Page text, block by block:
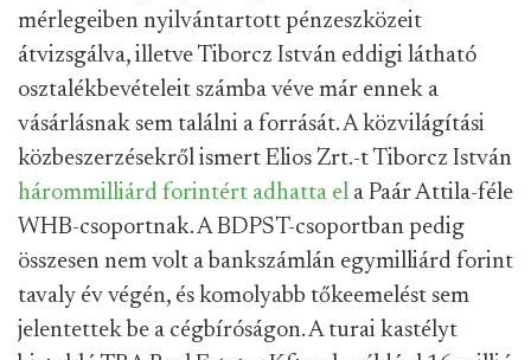
mérlegeiben nyilvántartott pénzeszközeit
átvizsgálva, illetve Tiborcz István eddigi látható
osztalékbevételeit számba véve már ennek a
vásárlásnak sem találni a forrását. A közvilágítási
közbeszerzésekről ismert Elios Zrt.-t Tiborcz István
hárommilliárd forintért adhatta el a Paár Attila-féle
WHB-csoportnak. A BDPST-csoportban pedig
összesen nem volt a bankszámlán egymilliárd forint
tavaly év végén, és komolyabb tőkeemelést sem
jelentettek be a cégbíróságon. A turai kastélyt